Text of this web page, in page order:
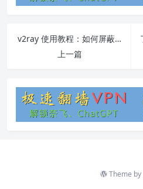
v2ray 使用教程：如何屏蔽 IP 地址
上一篇
Theme by